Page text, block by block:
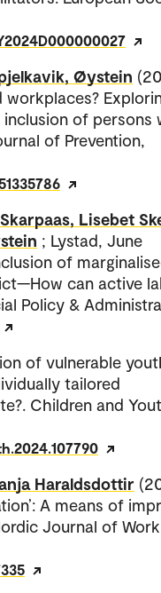
Øystein
workplaces?
of persons
of Prevention,
Skarpaas, Lisebet
; Lystad, June
of
can active
Policy &
of vulnerable
tailored
Children and
Haraldsdottir
A means of
Journal of